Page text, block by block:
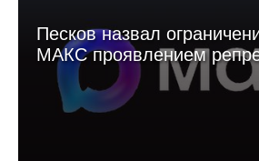
Песков назвал
МАКС проявлением